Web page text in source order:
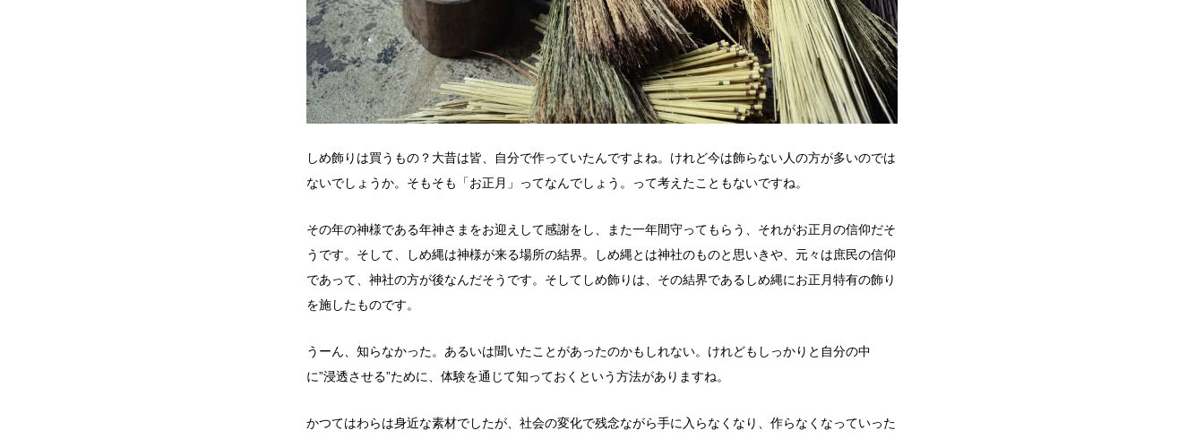
しめ飾りは買うもの？大昔は皆、自分で作っていたんですよね。けれど今は飾らない人の方が多いのでは
ないでしょうか。そもそも「お正月」ってなんでしょう。って考えたこともないですね。
その年の神様である年神さまをお迎えして感謝をし、また一年間守ってもらう、それがお正月の信仰だそ
うです。そして、しめ縄は神様が来る場所の結界。しめ縄とは神社のものと思いきや、元々は庶民の信仰
であって、神社の方が後なんだそうです。そしてしめ飾りは、その結界であるしめ縄にお正月特有の飾り
を施したものです。
うーん、知らなかった。あるいは聞いたことがあったのかもしれない。けれどもしっかりと自分の中
に”浸透させる”ために、体験を通じて知っておくという方法がありますね。
かつてはわらは身近な素材でしたが、社会の変化で残念ながら手に入らなくなり、作らなくなっていった